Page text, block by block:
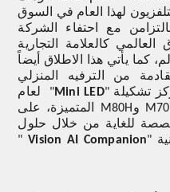
لهذا العام في السوق
مع احتفاء الشركة
كالعلامة التجارية
كما يأتي هذا الاطلاق أيضاً
من الترفيه المنزلي
تشكيلة "
Mini LED" لعام
و M80H
المتميزة، على
للغاية من خلال حلول
"
Vision AI Companion
"